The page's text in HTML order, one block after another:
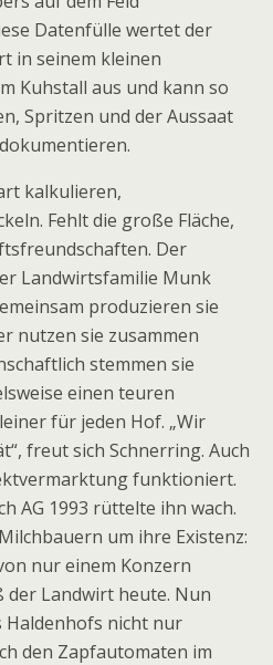
Datenfülle wertet der
in seinem kleinen
Kuhstall aus und kann so
Spritzen und der Aussaat
kalkulieren,
Fehlt die große Fläche,
Der
Landwirtsfamilie Munk
produzieren sie
nutzen sie zusammen
stemmen sie
einen teuren
für jeden Hof. „Wir
freut sich Schnerring. Auch
funktioniert.
AG 1993 rüttelte ihn wach.
um ihre Existenz:
nur einem Konzern
der Landwirt heute. Nun
Haldenhofs nicht nur
den Zapfautomaten im